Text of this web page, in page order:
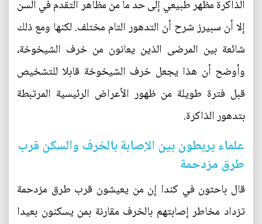
الذاكرة مظهر طبيعي إلى حد ما من مظاهر التقدم في السن
إلا أن سبيرز شرح أن التدهور التام مختلف. لكنها ومع ذلك
شائعة بين المرضى الذين يعانون من خرف الشيخوخة،
وأوضح أن هذا يجعل خرف الشيخوخة قابلا للتشخيص
قبل فترة طويلة من ظهور الأعراض الرئيسية المرتبطة
بتدهور الذاكرة.
علماء يربطون بين الإصابة بالخرف والسكن قرب
طرق مزدحمة
قال باحثون في كندا إن من يعيشون قرب طرق مزدحمة
تزداد مخاطر إصابتهم بالخرف مقارنة بمن يسكنون بعيدا